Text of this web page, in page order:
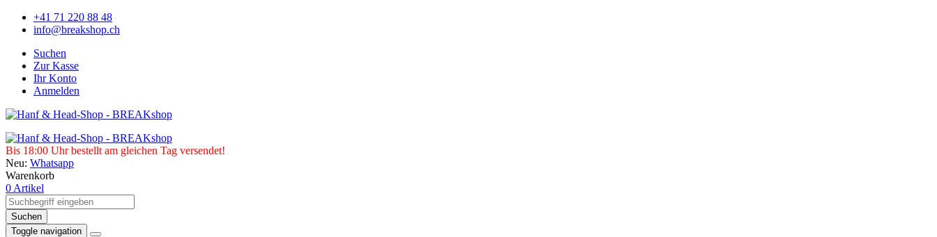
+41 71 220 88 48
info@breakshop.ch
Suchen
Zur Kasse
Ihr Konto
Anmelden
Bis 18:00 Uhr bestellt am gleichen Tag versendet!
Neu: Whatsapp
Warenkorb
0 Artikel
Suchen
Toggle navigation